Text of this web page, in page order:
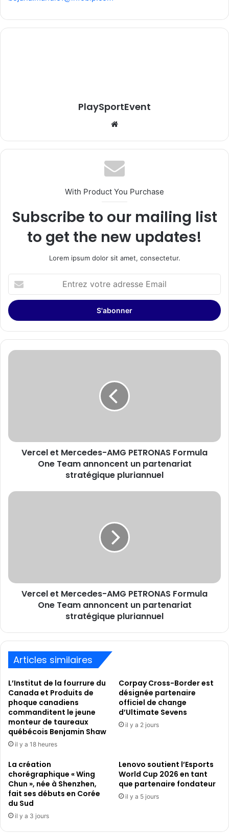
PlaySportEvent
With Product You Purchase
Subscribe to our mailing list
to get the new updates!
Lorem ipsum dolor sit amet, consectetur.
votre
adresse
Email
Vercel
annoncent
partenariat
Vercel et Mercedes-AMG PETRONAS Formula
One Team annoncent un partenariat
stratégique pluriannuel
Vercel
annoncent
partenariat
Vercel et Mercedes-AMG PETRONAS Formula
One Team annoncent un partenariat
stratégique pluriannuel
Articles similaires
L’Institut de la fourrure du
Canada et Produits de
phoque canadiens
commanditent le jeune
monteur de taureaux
québécois Benjamin Shaw
il y a 18 heures
Corpay Cross-Border est
désignée partenaire
officiel de change
d’Ultimate Sevens
il y a 2 jours
La création
chorégraphique « Wing
Chun », née à Shenzhen,
fait ses débuts en Corée
du Sud
il y a 3 jours
Lenovo soutient l’Esports
World Cup 2026 en tant
que partenaire fondateur
il y a 5 jours